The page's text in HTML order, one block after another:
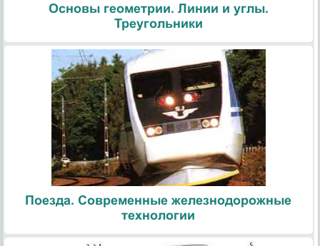
Основы геометрии. Линии и углы.
Треугольники
Поезда. Современные железнодорожные
технологии